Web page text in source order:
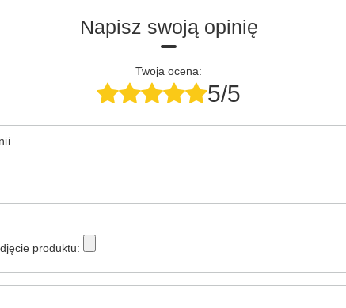
Napisz swoją opinię
Twoja ocena:
5/5
produktu: